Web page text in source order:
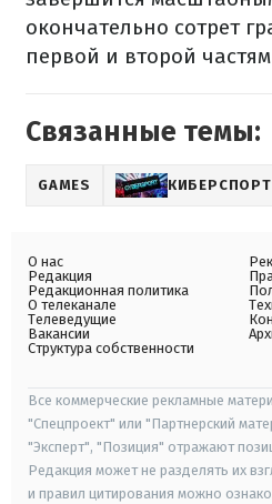
окончательно сотрет
первой и второй
Связанные темы:
GAMES КИБЕРСПОРТ
О нас
Редакция
Редакционная политика
О телеканале
Телеведущие
Вакансии
Структура собственности
Все коммерческие рекламные
"Спецпроект" или "Партнерский
"Эксперт", "Позиция" отражают
Редакция может не разделять их
и правил цитирования можно